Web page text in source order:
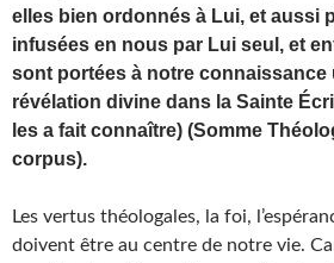
elles bien ordonnés à Lui, et aussi
infusées en nous par Lui seul, et
sont portées à notre connaissance
révélation divine dans la Sainte
les a fait connaître) (Somme
corpus).
Les vertus théologales, la foi,
doivent être au centre de notre vie.